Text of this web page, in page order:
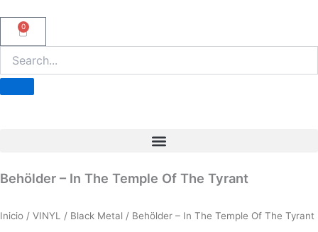
0
Carrito
Behölder – In The Temple Of The Tyrant
Inicio / VINYL / Black Metal / Behölder – In The Temple Of The Tyrant